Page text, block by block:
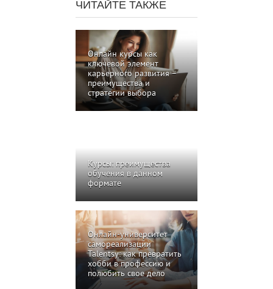
ЧИТАЙТЕ ТАКЖЕ
Онлайн курсы как
ключевой элемент
карьерного развития –
преимущества и
стратегии выбора
Курсы: преимущества
обучения в данном
формате
Онлайн-университет
самореализации
Talentsy: как превратить
хобби в профессию и
полюбить свое дело